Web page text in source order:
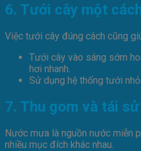
6. Tưới cây một
Việc tưới cây đúng cách cũng
Tưới cây vào sáng sớm
hơi nhanh.
Sử dụng hệ thống tưới
7. Thu gom và tái
Nước mưa là nguồn nước miễn
nhiều mục đích khác nhau.